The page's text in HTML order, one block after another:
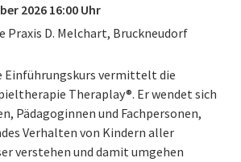
2026 16:00 Uhr
Praxis D. Melchart, Bruckneudorf
Einführungskurs vermittelt die
Theraplay®. Er wendet sich
Pädagoginnen und Fachpersonen,
Verhalten von Kindern aller
verstehen und damit umgehen